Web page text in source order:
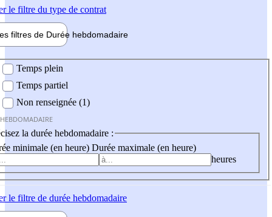
le filtre du type de contrat
filtres de Durée hebdomadaire
Temps plein
Temps partiel
Non renseignée (1)
la durée hebdomadaire :
minimale (en heure) Durée maximale (en heure)
heures
le filtre de durée hebdomadaire